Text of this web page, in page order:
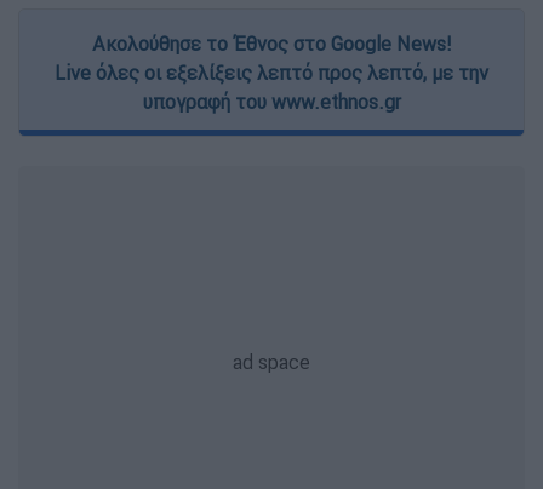
Ακολούθησε το Έθνος στο Google News!
Live όλες οι εξελίξεις λεπτό προς λεπτό, με την
υπογραφή του www.ethnos.gr